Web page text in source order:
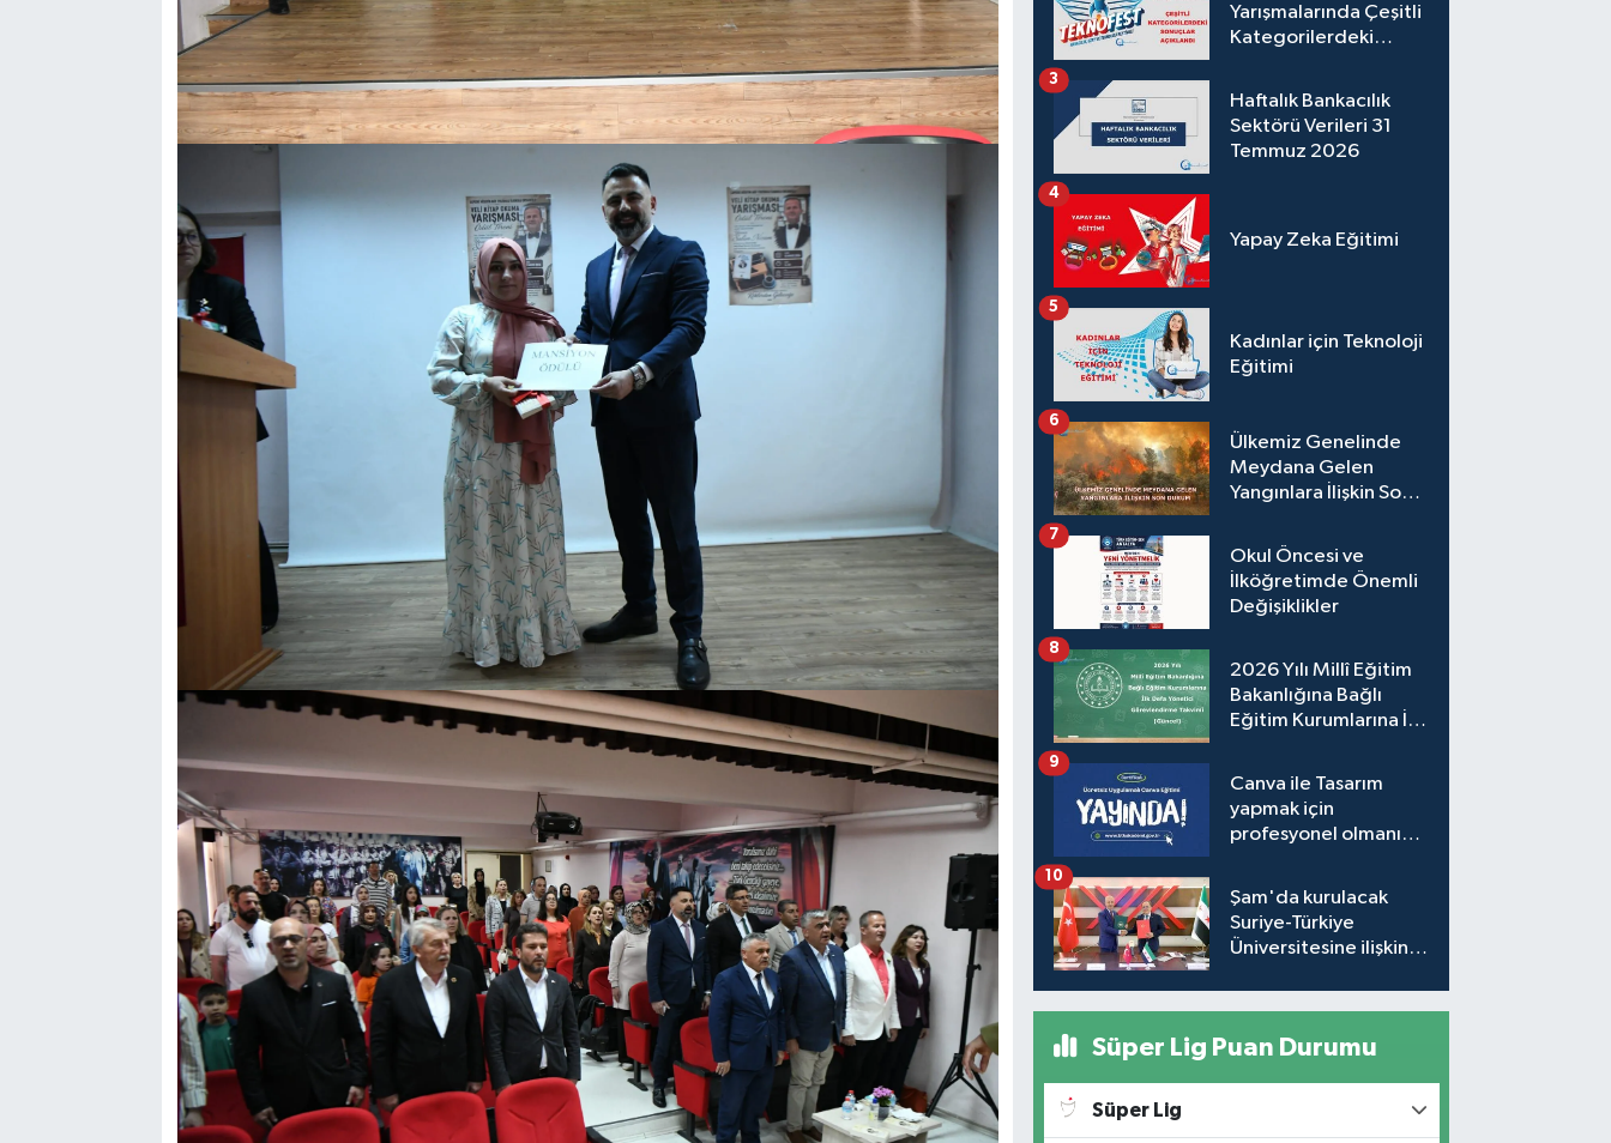
Yarışmalarında Çeşitli
Kategorilerdeki
Haftalık Bankacılık
Sektörü Verileri 31
Temmuz 2026
3
Yapay Zeka Eğitimi
4
Kadınlar için Teknoloji
Eğitimi
5
Ülkemiz Genelinde
Meydana Gelen
Yangınlara İlişkin Son
6
Okul Öncesi ve
İlköğretimde Önemli
Değişiklikler
7
2026 Yılı Millî Eğitim
Bakanlığına Bağlı
Eğitim Kurumlarına İlk
Takvimi (Güncel)
8
Canva ile Tasarım
yapmak için
profesyonel olmanıza
9
Şam'da kurulacak
Suriye-Türkiye
Üniversitesine ilişkin
10
Süper Lig Puan Durumu
Süper Lig